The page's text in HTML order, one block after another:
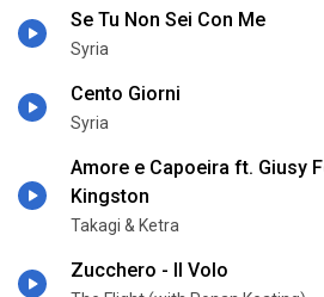
Se Tu Non Sei Con Me
Syria
Cento Giorni
Syria
Amore e Capoeira ft. Giusy
Kingston
Takagi & Ketra
Zucchero - Il Volo